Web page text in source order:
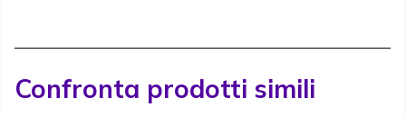
Confronta prodotti simili